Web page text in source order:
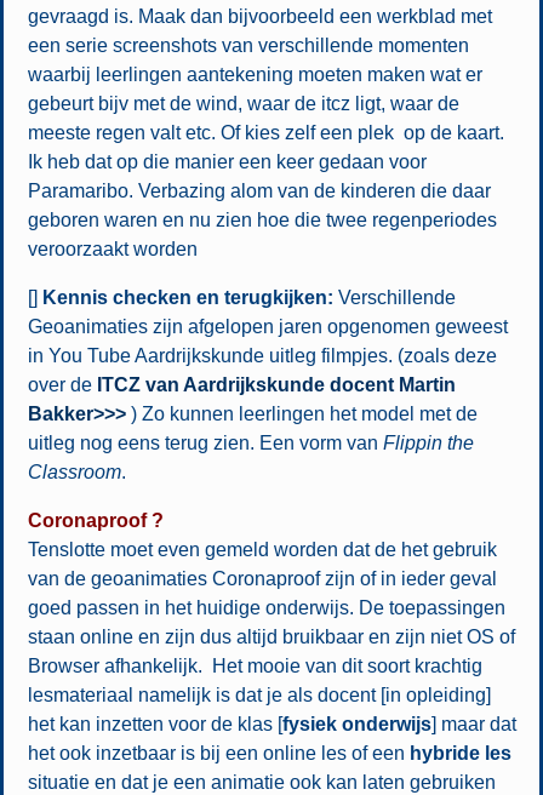
gevraagd is. Maak dan bijvoorbeeld een werkblad met
een serie screenshots van verschillende momenten
waarbij leerlingen aantekening moeten maken wat er
gebeurt bijv met de wind, waar de itcz ligt, waar de
meeste regen valt etc. Of kies zelf een plek op de kaart.
Ik heb dat op die manier een keer gedaan voor
Paramaribo. Verbazing alom van de kinderen die daar
geboren waren en nu zien hoe die twee regenperiodes
veroorzaakt worden
[] Kennis checken en terugkijken: Verschillende
Geoanimaties zijn afgelopen jaren opgenomen geweest
in You Tube Aardrijkskunde uitleg filmpjes. (zoals deze
over de ITCZ van Aardrijkskunde docent Martin
Bakker>>>) Zo kunnen leerlingen het model met de
uitleg nog eens terug zien. Een vorm van Flippin the
Classroom.
Coronaproof ?
Tenslotte moet even gemeld worden dat de het gebruik
van de geoanimaties Coronaproof zijn of in ieder geval
goed passen in het huidige onderwijs. De toepassingen
staan online en zijn dus altijd bruikbaar en zijn niet OS of
Browser afhankelijk. Het mooie van dit soort krachtig
lesmateriaal namelijk is dat je als docent [in opleiding]
het kan inzetten voor de klas [fysiek onderwijs] maar dat
het ook inzetbaar is bij een online les of een hybride les
situatie en dat je een animatie ook kan laten gebruiken